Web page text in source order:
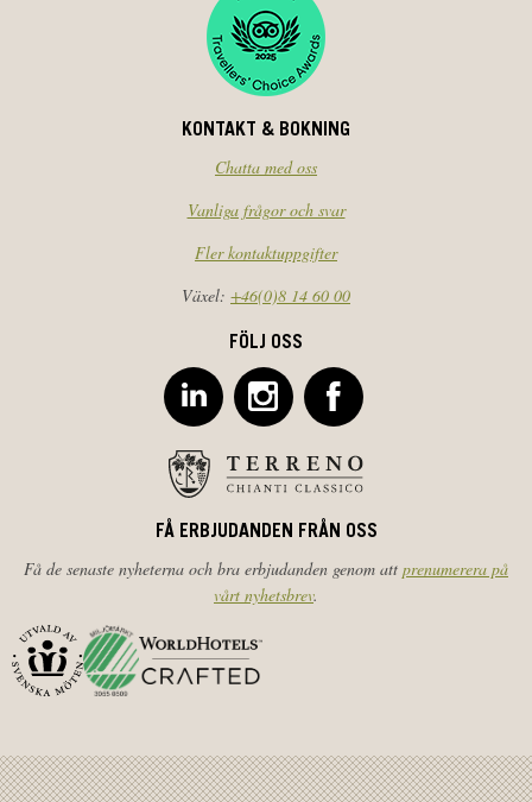
KONTAKT & BOKNING
Chatta med oss
Vanliga frågor och svar
Fler kontaktuppgifter
Växel: +46(0)8 14 60 00
FÖLJ OSS
FÅ ERBJUDANDEN FRÅN OSS
Få de senaste nyheterna och bra erbjudanden genom att prenumerera på
vårt nyhetsbrev.